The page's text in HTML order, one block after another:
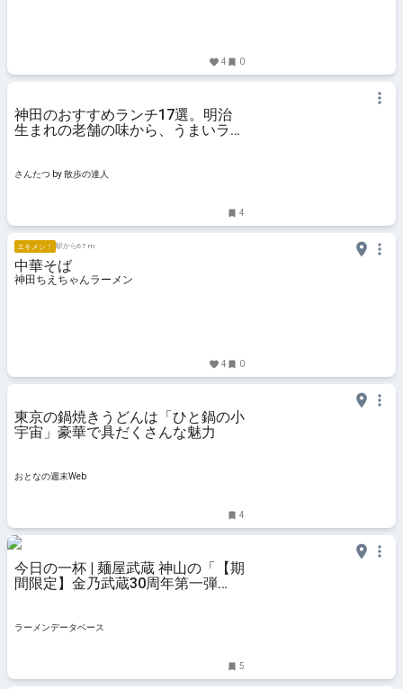
4 0
神田のおすすめランチ17選。明治
生まれの老舗の味から、うまいラー
さんたつ by 散歩の達人
4
エキメシ！ 駅から67 m
中華そば
神田ちえちゃんラーメン
4 0
東京の鍋焼きうどんは「ひと鍋の小
宇宙」豪華で具だくさんな魅力
おとなの週末Web
4
今日の一杯 | 麺屋武蔵 神山の「【期
間限定】金乃武蔵30周年第一弾
ラーメンデータベース
5